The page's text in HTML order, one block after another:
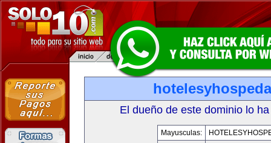
El dueño de este dominio lo
Mayusculas: